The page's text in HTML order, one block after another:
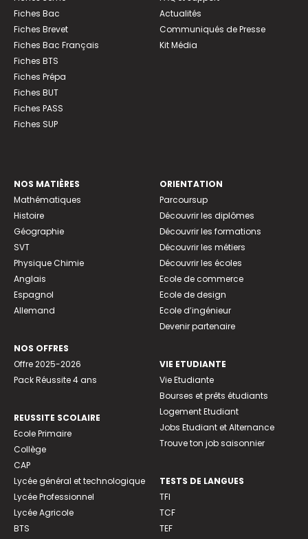
Fiches Bac
Fiches Brevet
Fiches Bac Français
Fiches BTS
Fiches Prépa
Fiches BUT
Fiches PASS
Fiches SUP
Actualités
Communiqués de Presse
Kit Média
NOS MATIÈRES
Mathématiques
Histoire
Géographie
SVT
Physique Chimie
Anglais
Espagnol
Allemand
NOS OFFRES
Offre 2025-2026
Pack Réussite 4 ans
REUSSITE SCOLAIRE
Ecole Primaire
Collège
CAP
Lycée général et technologique
Lycée Professionnel
Lycée Agricole
BTS
ORIENTATION
Parcoursup
Découvrir les diplômes
Découvrir les formations
Découvrir les métiers
Découvrir les écoles
Ecole de commerce
Ecole de design
Ecole d’ingénieur
Devenir partenaire
VIE ETUDIANTE
Vie Etudiante
Bourses et prêts étudiants
Logement Etudiant
Jobs Etudiant et Alternance
Trouve ton job saisonnier
TESTS DE LANGUES
TFI
TCF
TEF